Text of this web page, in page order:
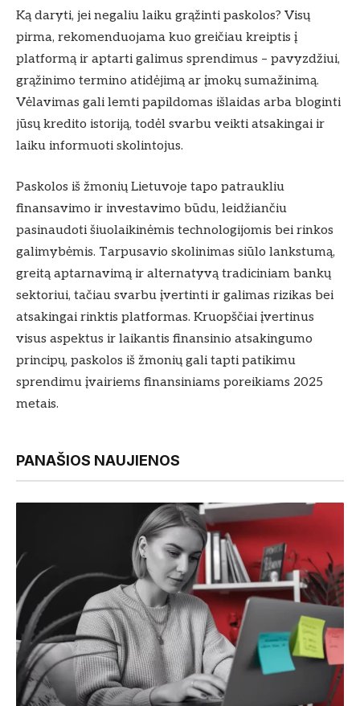
Ką daryti, jei negaliu laiku grąžinti paskolos? Visų
pirma, rekomenduojama kuo greičiau kreiptis į
platformą ir aptarti galimus sprendimus – pavyzdžiui,
grąžinimo termino atidėjimą ar įmokų sumažinimą.
Vėlavimas gali lemti papildomas išlaidas arba bloginti
jūsų kredito istoriją, todėl svarbu veikti atsakingai ir
laiku informuoti skolintojus.
Paskolos iš žmonių Lietuvoje tapo patraukliu
finansavimo ir investavimo būdu, leidžiančiu
pasinaudoti šiuolaikinėmis technologijomis bei rinkos
galimybėmis. Tarpusavio skolinimas siūlo lankstumą,
greitą aptarnavimą ir alternatyvą tradiciniam bankų
sektoriui, tačiau svarbu įvertinti ir galimas rizikas bei
atsakingai rinktis platformas. Kruopščiai įvertinus
visus aspektus ir laikantis finansinio atsakingumo
principų, paskolos iš žmonių gali tapti patikimu
sprendimu įvairiems finansiniams poreikiams 2025
metais.
PANAŠIOS NAUJIENOS